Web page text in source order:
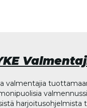
valmentajia
harjoitusohjelmista